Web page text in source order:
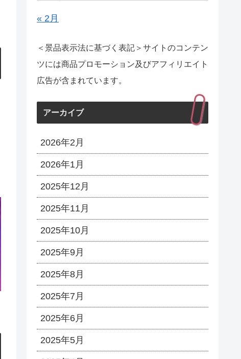
« 2月
＜景品表示法に基づく表記＞サイトのコンテン
ツには商品プロモーション及びアフィリエイト
広告が含まれています。
アーカイブ
2026年2月
2026年1月
2025年12月
2025年11月
2025年10月
2025年9月
2025年8月
2025年7月
2025年6月
2025年5月